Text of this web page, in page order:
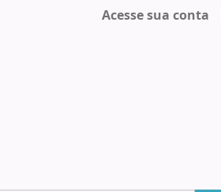
Acesse sua conta